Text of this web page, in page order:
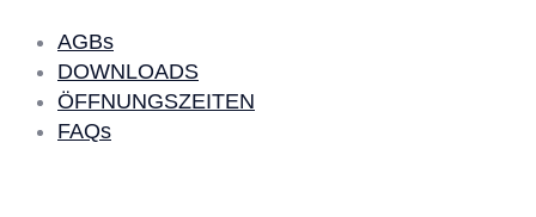
AGBs
DOWNLOADS
ÖFFNUNGSZEITEN
FAQs